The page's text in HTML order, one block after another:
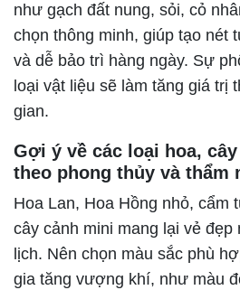
như gạch đất nung, sỏi, cỏ
chọn thông minh, giúp tạo nét
và dễ bảo trì hàng ngày. Sự
loại vật liệu sẽ làm tăng giá trị
gian.
Gợi ý về các loại hoa,
theo phong thủy và thẩm
Hoa Lan, Hoa Hồng nhỏ, cẩm
cây cảnh mini mang lại vẻ đẹp
lịch. Nên chọn màu sắc phù
gia tăng vượng khí, như màu